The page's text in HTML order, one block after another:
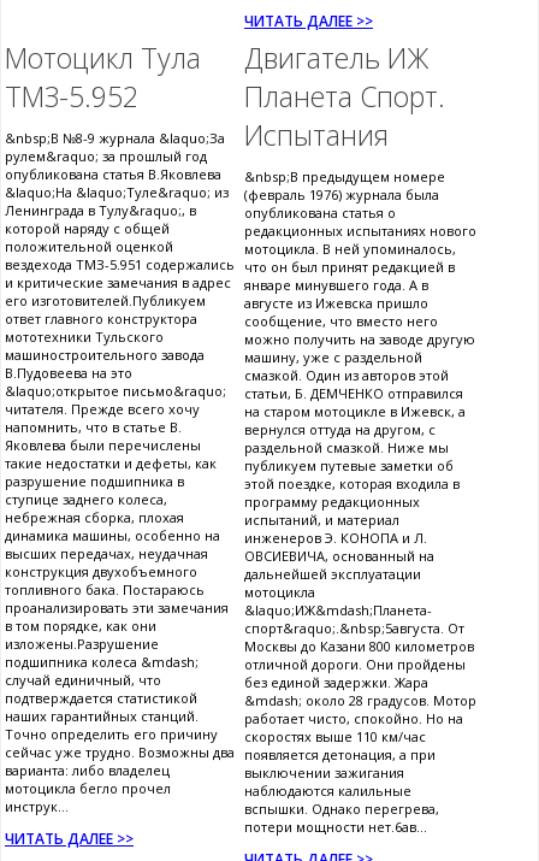
ЧИТАТЬ ДАЛЕЕ >>
Мотоцикл Тула
ТМЗ-5.952
&nbsp;В №8-9 журнала &laquo;За
рулем&raquo; за прошлый год
опубликована статья В.Яковлева
&laquo;На &laquo;Туле&raquo; из
Ленинграда в Тулу&raquo;, в
которой наряду с общей
положительной оценкой
вездехода ТМЗ-5.951 содержались
и критические замечания в адрес
его изготовителей.Публикуем
ответ главного конструктора
мототехники Тульского
машиностроительного завода
В.Пудовеева на это
&laquo;открытое письмо&raquo;
читателя. Прежде всего хочу
напомнить, что в статье В.
Яковлева были перечислены
такие недостатки и дефеты, как
разрушение подшипника в
ступице заднего колеса,
небрежная сборка, плохая
динамика машины, особенно на
высших передачах, неудачная
конструкция двухобъемного
топливного бака. Постараюсь
проанализировать эти замечания
в том порядке, как они
изложены.Разрушение
подшипника колеса &mdash;
случай единичный, что
подтверждается статистикой
наших гарантийных станций.
Точно определить его причину
сейчас уже трудно. Возможны два
варианта: либо владелец
мотоцикла бегло прочел
инструк...
ЧИТАТЬ ДАЛЕЕ >>
Двигатель ИЖ
Планета Спорт.
Испытания
&nbsp;В предыдущем номере
(февраль 1976) журнала была
опубликована статья о
редакционных испытаниях нового
мотоцикла. В ней упоминалось,
что он был принят редакцией в
январе минувшего года. А в
августе из Ижевска пришло
сообщение, что вместо него
можно получить на заводе другую
машину, уже с раздельной
смазкой. Один из авторов этой
статьи, Б. ДЕМЧЕНКО отправился
на старом мотоцикле в Ижевск, а
вернулся оттуда на другом, с
раздельной смазкой. Ниже мы
публикуем путевые заметки об
этой поездке, которая входила в
программу редакционных
испытаний, и материал
инженеров Э. КОНОПА и Л.
ОВСИЕВИЧА, основанный на
дальнейшей эксплуатации
мотоцикла
&laquo;ИЖ&mdash;Планета-
спорт&raquo;.&nbsp;5августа. От
Москвы до Казани 800 километров
отличной дороги. Они пройдены
без единой задержки. Жара
&mdash; около 28 градусов. Мотор
работает чисто, спокойно. Но на
скоростях выше 110 км/час
появляется детонация, а при
выключении зажигания
наблюдаются калильные
вспышки. Однако перегрева,
потери мощности нет.6ав...